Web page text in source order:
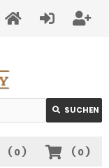
SUCHEN
( 0)
( 0)